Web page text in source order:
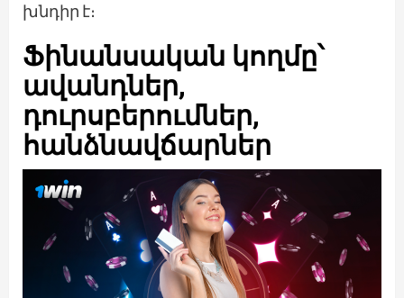
խնդիր է։
Ֆինանսական կողմը՝
ավանդներ,
դուրսբերումներ,
հանձնավճարներ